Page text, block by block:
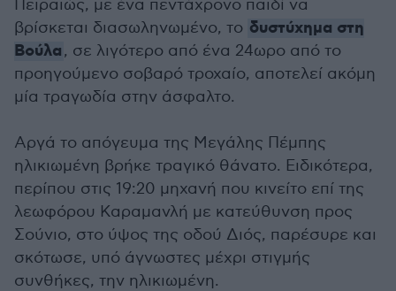
Πειραιώς, με ένα πεντάχρονο παιδί να
βρίσκεται διασωληνωμένο, το δυστύχημα στη
Βούλα, σε λιγότερο από ένα 24ωρο από το
προηγούμενο σοβαρό τροχαίο, αποτελεί ακόμη
μία τραγωδία στην άσφαλτο.
Αργά το απόγευμα της Μεγάλης Πέμπης
ηλικιωμένη βρήκε τραγικό θάνατο. Ειδικότερα,
περίπου στις 19:20 μηχανή που κινείτο επί της
λεωφόρου Καραμανλή με κατεύθυνση προς
Σούνιο, στο ύψος της οδού Διός, παρέσυρε και
σκότωσε, υπό άγνωστες μέχρι στιγμής
συνθήκες, την ηλικιωμένη.